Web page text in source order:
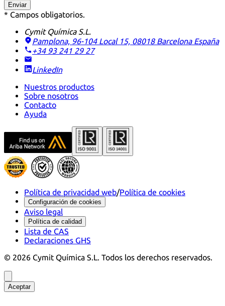
Enviar
* Campos obligatorios.
Cymit Química S.L.
Pamplona, 96-104 Local 15, 08018 Barcelona España
+34 93 241 29 27
LinkedIn
Nuestros productos
Sobre nosotros
Contacto
Ayuda
Política de privacidad web/Política de cookies
Configuración de cookies
Aviso legal
Política de calidad
Lista de CAS
Declaraciones GHS
© 2026 Cymit Química S.L. Todos los derechos reservados.
Aceptar